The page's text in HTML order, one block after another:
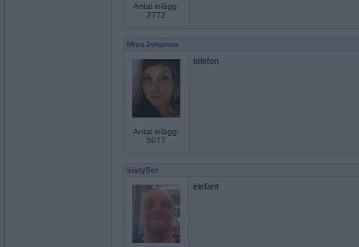
Antal inlägg:
2772
MissJohanna
Antal inlägg:
5077
telefon
sixty5er
elefant